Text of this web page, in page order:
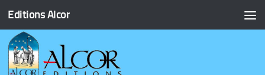
Skip to content
Editions Alcor